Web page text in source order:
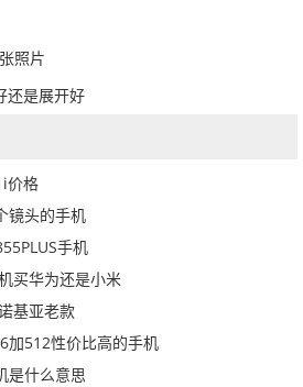
照片
还是展开好
价格
镜头的手机
手机
买华为还是小米
基亚老款
加512性价比高的手机
是什么意思